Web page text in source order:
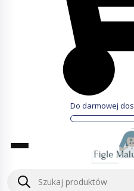
Do darmowej
Wyszukiwarka
produktów